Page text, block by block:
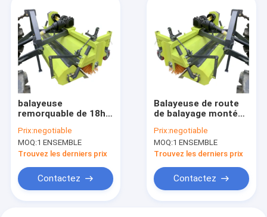
balayeuse
remorquable de 18hp
Tractor Road
Sweeper 280kg
Prix:negotiable
MOQ:1 ENSEMBLE
Trouvez les derniers prix
Contactez
Balayeuse de route
de balayage montée
machine 22hp de la
ferme 1600mm
Prix:negotiable
MOQ:1 ENSEMBLE
Trouvez les derniers prix
Contactez